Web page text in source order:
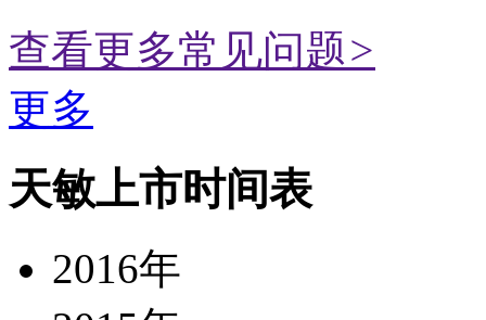
查看更多常见问题>
更多
天敏上市时间表
2016年